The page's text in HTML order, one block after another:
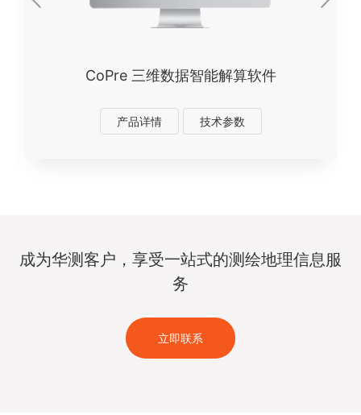
CoPre 三维数据智能解算软件
产品详情 技术参数
成为华测客户，享受一站式的测绘地理信息服
务
立即联系